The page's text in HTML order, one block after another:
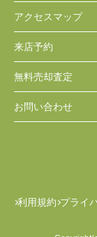
アクセスマップ
来店予約
無料売却査定
お問い合わせ
利用規約 プライ